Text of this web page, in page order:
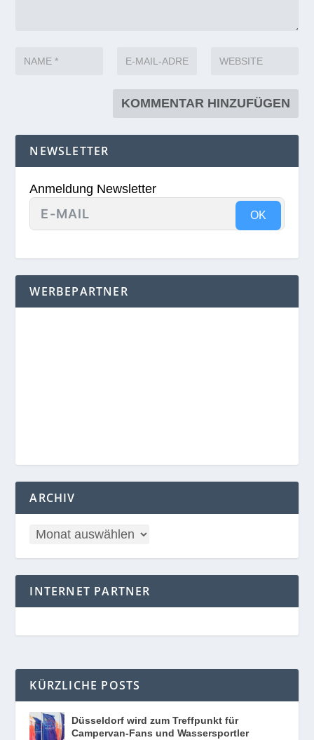
NEWSLETTER
Anmeldung Newsletter
OK
WERBEPARTNER
ARCHIV
INTERNET PARTNER
KÜRZLICHE POSTS
Düsseldorf wird zum Treffpunkt für
Campervan-Fans und Wassersportler